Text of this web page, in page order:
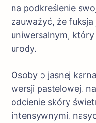
na podkreślenie
zauważyć, że
uniwersalnym,
urody.
Osoby o jasnej
wersji pastelowej,
odcienie skóry
intensywnymi,